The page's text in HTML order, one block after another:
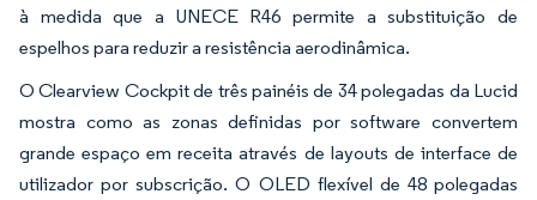
à medida que a UNECE R46 permite a substituição de
espelhos para reduzir a resistência aerodinâmica.
O Clearview Cockpit de três painéis de 34 polegadas da Lucid
mostra como as zonas definidas por software convertem
grande espaço em receita através de layouts de interface de
utilizador por subscrição. O OLED flexível de 48 polegadas